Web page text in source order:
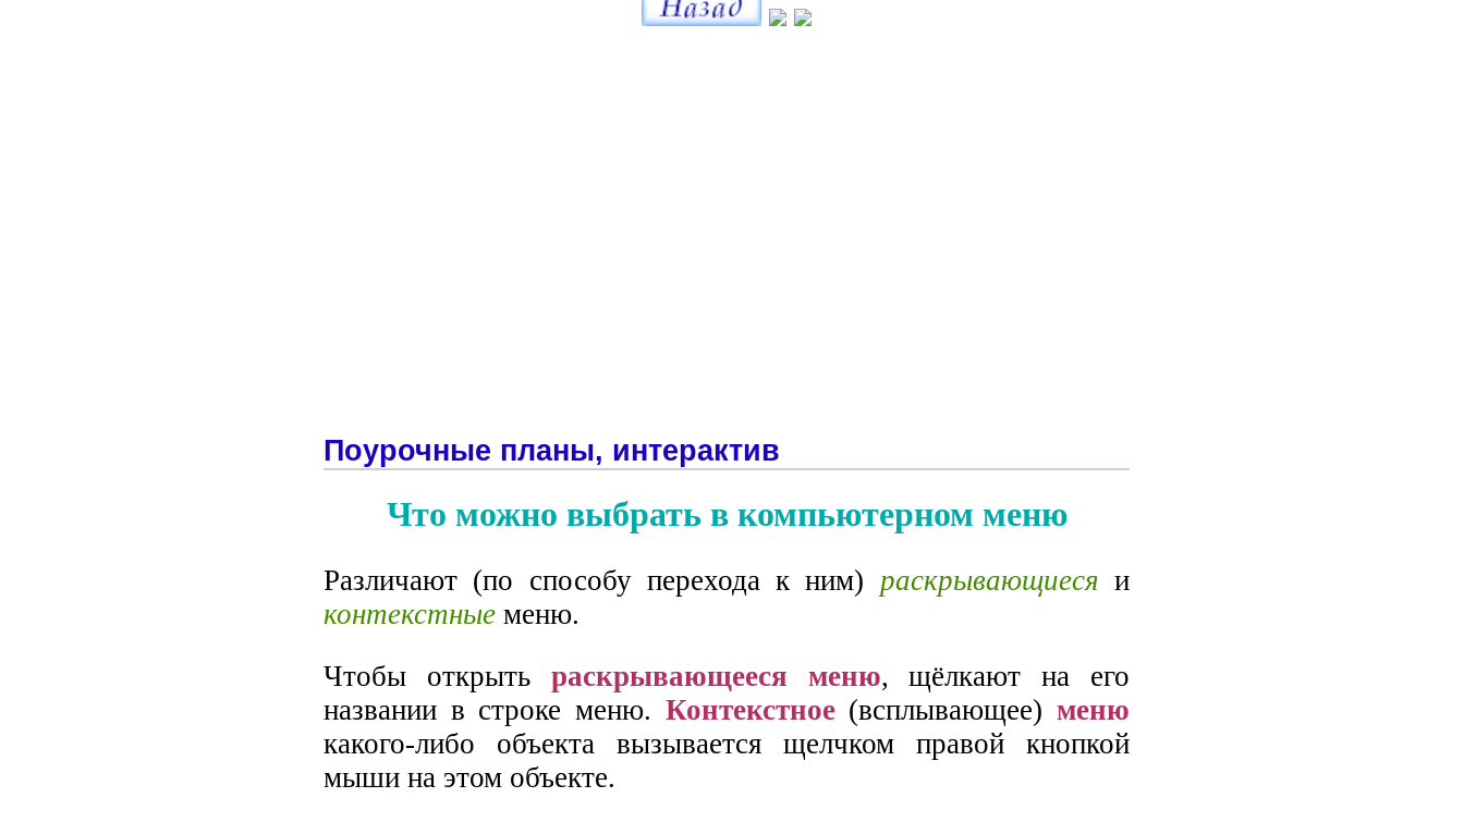
Поурочные планы, интерактив
Что можно выбрать в компьютерном меню
Различают (по способу перехода к ним) раскрывающиеся и
контекстные меню.
Чтобы открыть раскрывающееся меню, щёлкают на его
названии в строке меню. Контекстное(всплывающее)меню
какого-либо объекта вызывается щелчком правой кнопкой
мыши на этом объекте.